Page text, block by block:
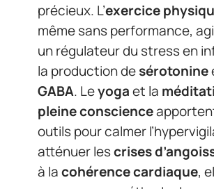
précieux. L’exercice
même sans performance,
un régulateur du stress en
la production desérotonine
GABA. Leyogaet la
pleine conscience
outils pour calmer
atténuer lescrises
à lacohérence cardiaque,